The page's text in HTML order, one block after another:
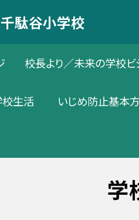
駄谷小学校
校長より／未来の学校ビ
校生活 いじめ防止基本
学